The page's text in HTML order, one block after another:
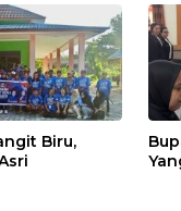
Biru,